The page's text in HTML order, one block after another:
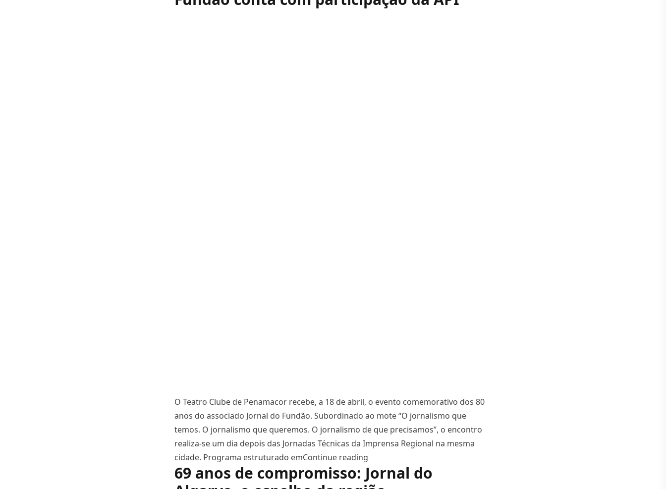
O Teatro Clube de Penamacor recebe, a 18 de abril, o evento comemorativo dos 80
anos do associado Jornal do Fundão. Subordinado ao mote “O jornalismo que
temos. O jornalismo que queremos. O jornalismo de que precisamos”, o encontro
realiza-se um dia depois das Jornadas Técnicas da Imprensa Regional na mesma
cidade. Programa estruturado emContinue reading
69 anos de compromisso: Jornal do